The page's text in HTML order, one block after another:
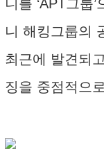
니를 ‘APT그룹
니 해킹그룹의
최근에 발견되
징을 중점적으